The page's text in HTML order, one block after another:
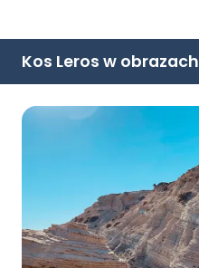
Kos Leros w obrazach